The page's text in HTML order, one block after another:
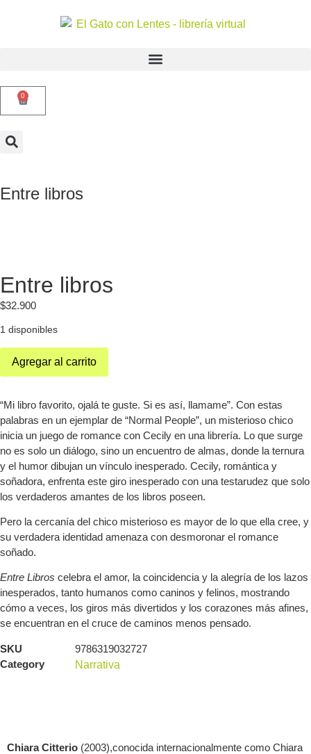
0
Entre libros
Entre libros
$32.900
1 disponibles
Agregar al carrito
“Mi libro favorito, ojalá te guste. Si es así, llamame”. Con estas
palabras en un ejemplar de “Normal People”, un misterioso chico
inicia un juego de romance con Cecily en una librería. Lo que surge
no es solo un diálogo, sino un encuentro de almas, donde la ternura
y el humor dibujan un vínculo inesperado. Cecily, romántica y
soñadora, enfrenta este giro inesperado con una testarudez que solo
los verdaderos amantes de los libros poseen.
Pero la cercanía del chico misterioso es mayor de lo que ella cree, y
su verdadera identidad amenaza con desmoronar el romance
soñado.
Entre Libros celebra el amor, la coincidencia y la alegría de los lazos
inesperados, tanto humanos como caninos y felinos, mostrando
cómo a veces, los giros más divertidos y los corazones más afines,
se encuentran en el cruce de caminos menos pensado.
SKU
9786319032727
Category
Narrativa
Chiara Citterio (2003),conocida internacionalmente como Chiara